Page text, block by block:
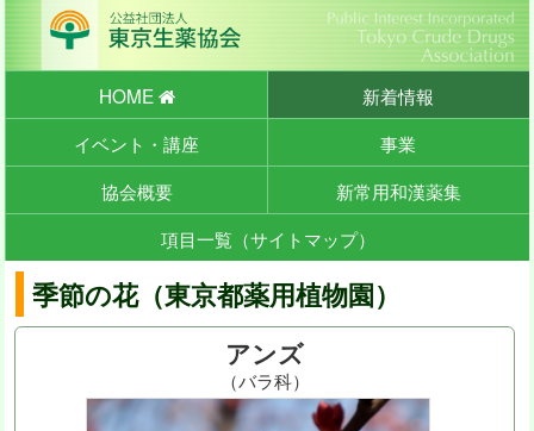
HOME
新着情報
イベント・講座
事業
協会概要
新常用和漢薬集
項目一覧（サイトマップ）
季節の花（東京都薬用植物園）
アンズ
（バラ科）